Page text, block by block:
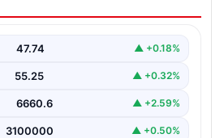
Adresi Ve Chat
güvenli bir tarzda bağlantı
47.74 ▲ +0.18%
55.25 ▲ +0.32%
6660.6 ▲ +2.59%
3100000 ▲ +0.50%